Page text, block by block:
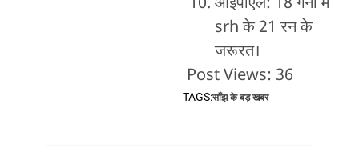
srh के 21 रन के
जरूरत।
Post Views: 36
TAGS:साँझ के बड़ खबर